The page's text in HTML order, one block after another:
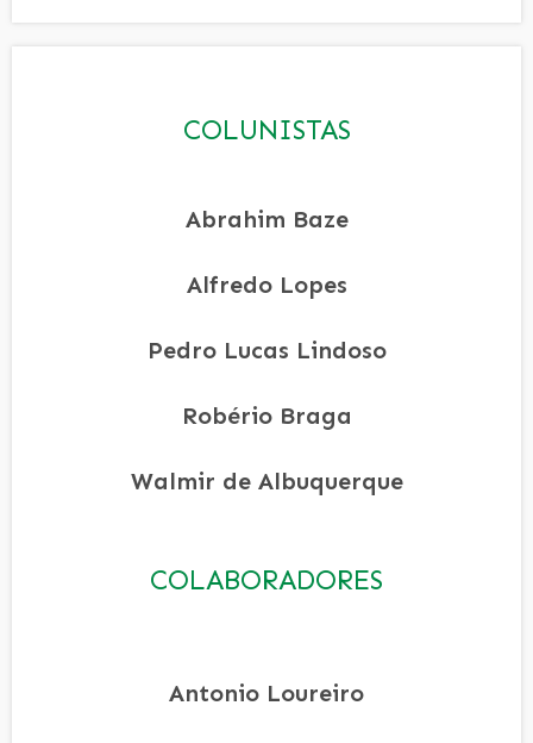
COLUNISTAS
Abrahim Baze
Alfredo Lopes
Pedro Lucas Lindoso
Robério Braga
Walmir de Albuquerque
COLABORADORES
Antonio Loureiro